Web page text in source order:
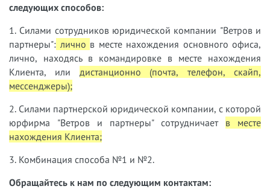
следующих способов:
1. Силами сотрудников юридической компании "Ветров и
партнеры": лично в месте нахождения основного офиса,
лично, находясь в командировке в месте нахождения
Клиента, или дистанционно (почта, телефон, скайп,
мессенджеры);
2. Силами партнерской юридической компании, с которой
юрфирма "Ветров и партнеры" сотрудничает в месте
нахождения Клиента;
3. Комбинация способа №1 и №2.
Обращайтесь к нам по следующим контактам: